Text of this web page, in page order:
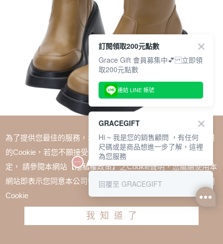
薛妞妞聯名-極致修長防水台輕量厚底短靴 卡其
為了提供您最佳的服務，本網站會在您的電腦中放置並取用我們
的Cookie，若您不願接受Cookie時應如何變更電腦的Cookie設
定， 請參閱本網站【隱私權政策】之Cookie聲明，您繼續使用本
網站即表示您同意本公司得按本網站使用條款之Cookie聲明使用
Cookie
我知道了
訂閱領取200元點數
Grace Gift 會員募集中💕 立即領
取200元點數
連結 LINE 帳號
GRACEGIFT
Hi ~ 我是您的銷售顧問 ，有任何
尺碼或是商品想進一步了解，這裡
為您服務
回覆至 GRACEGIFT